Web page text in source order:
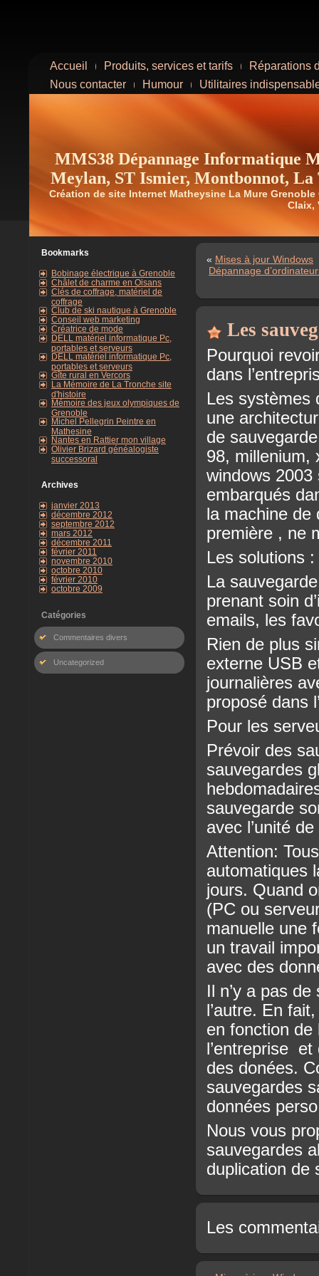
Accueil Produits, services et tarifs
Réparations
Nous contacter
Humour Utilitaires
MMS38 Dépannage Informatique
Meylan, ST Ismier, Montbonnot,
Création de site Internet Matheysine La Mure
Claix,
Bookmarks
Bobinage électrique à Grenoble
Châlet de charme en Oisans
Clés de coffrage, matériel de
coffrage
Club de ski nautique à Grenoble
Conseil web marketing
Créatrice de mode
DELL matériel informatique Pc,
portables et serveurs
DELL matériel informatique Pc,
portables et serveurs
Gîte rural en Vercors
La Mémoire de La Tronche site
d'histoire
Mémoire des jeux olympiques de
Grenoble
Michel Pellegrin Peintre en
Mathesine
Nantes en Rattier mon village
Olivier Brizard généalogiste
successoral
Archives
janvier 2013
décembre 2012
septembre 2012
mars 2012
décembre 2011
février 2011
novembre 2010
octobre 2010
février 2010
octobre 2009
Catégories
Commentaires divers
Uncategorized
« Mises à jour Windows
Dépannage
Les
Pourquoi
dans
Les systèmes
une
de
98, millenium,
windows
embarqués
la machine
première , ne
Les solutions :
La
prenant soin
emails, les
Rien de plus
externe USB
journalières
proposé dans
Pour les
Prévoir des
sauvegardes
sauvegarde
avec l’unité
Attention:
automatiques
jours. Quand
(PC ou
manuelle une
un travail
avec des
Il n’y a pas
l’autre. En
en fonction de
l’entreprise
des donées.
sauvegardes
données
Nous vous
sauvegardes
duplication de
Les